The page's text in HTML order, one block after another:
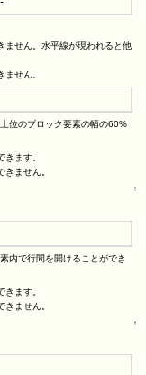
ません。水平線が現われると他
せん。
位のブロック要素の幅の60%
ます。
ません。
↑
内で行間を開けることができ
ます。
ません。
↑